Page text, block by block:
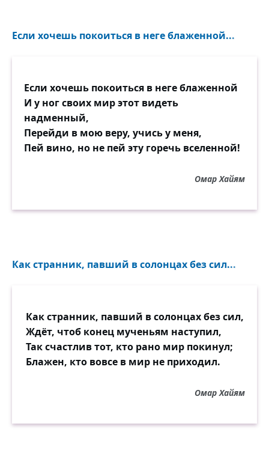
Если хочешь покоиться в неге блаженной...
Если хочешь покоиться в неге блаженной
И у ног своих мир этот видеть
надменный,
Перейди в мою веру, учись у меня,
Пей вино, но не пей эту горечь вселенной!
Омар Хайям
Как странник, павший в солонцах без сил...
Как странник, павший в солонцах без сил,
Ждёт, чтоб конец мученьям наступил,
Так счастлив тот, кто рано мир покинул;
Блажен, кто вовсе в мир не приходил.
Омар Хайям